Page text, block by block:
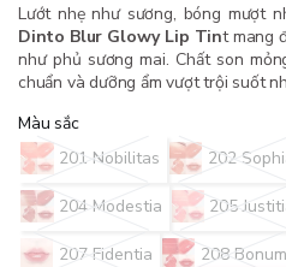
Lướt nhẹ như sương, bóng mượt
Dinto Blur Glowy Lip Tint mang
như phủ sương mai. Chất son
chuẩn và dưỡng ẩm vượt trội suốt
Màu sắc
201 Nobilitas
202
204 Modestia 205
207 Fidentia 208 Bonum